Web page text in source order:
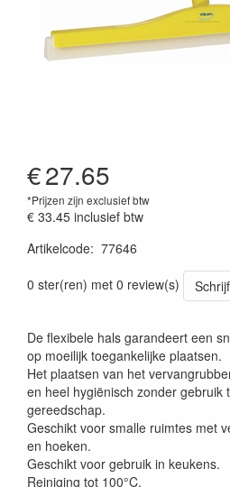
€27.65
*Prijzen zijn exclusief btw
€ 33.45 inclusief btw
Artikelcode: 77646
0 ster(ren) met 0 review(s)
De flexibele hals garandeert een
op moeilijk toegankelijke plaatsen.
Het plaatsen van het
en heel hygiënisch zonder gebruik
gereedschap.
Geschikt voor smalle ruimtes met
en hoeken.
Geschikt voor gebruik in keukens.
Reiniging tot 100°C.